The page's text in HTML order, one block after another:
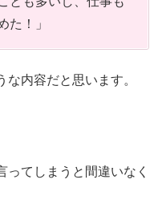
た！」
内容だと思います。
ってしまうと間違いなく